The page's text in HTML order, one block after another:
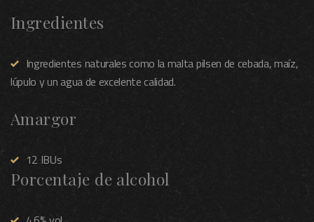
Ingredientes
Ingredientes naturales como la malta pilsen de cebada, maíz,
lúpulo y un agua de excelente calidad.
Amargor
12 IBUs
Porcentaje de alcohol